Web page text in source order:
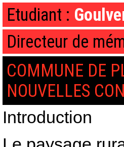
Etudiant :
Directeur de
COMMUNE DE
NOUVELLES
Introduction